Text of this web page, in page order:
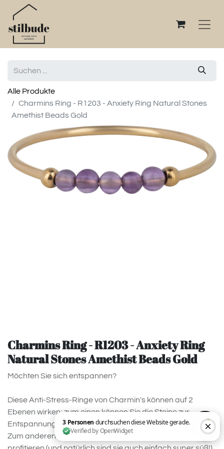
Alle Produkte
Charmins Ring - R1203 - Anxiety Ring Natural Stones
Amethist Beads Gold
Charmins Ring - R1203 - Anxiety Ring
Natural Stones Amethist Beads Gold
Möchten Sie sich entspannen?
Diese Anti-Stress-Ringe von Charmin's können auf 2
Ebenen wirken; zum einen können Sie die Steine zur
Entspannung und Erholung drehen.
Zum anderen kannst du von der Wirkung des Steins